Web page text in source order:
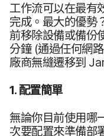
工作​流​可以​在​最​有
完成。​最​大​的​優勢
前​移除​設備​或​備份​
分鐘 (通過​任何​網
廠商​無縫​遷移到
1. 配置​簡單
無論​你​目前​使用​哪​
次要​配置​來​準備部